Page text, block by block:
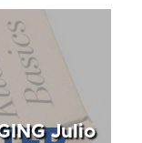
Julio